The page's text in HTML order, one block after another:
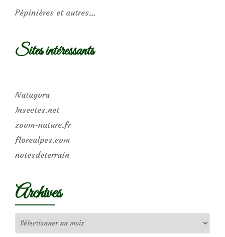
Pépinières et autres…
Sites intéressants
Natagora
Insectes.net
zoom-nature.fr
florealpes.com
notesdeterrain
Archives